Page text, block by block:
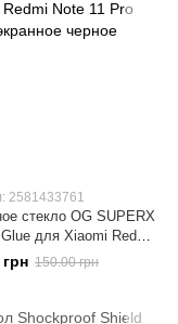
2581433761
стекло OG SUPERX
для Xiaomi Redmi
полноэкранное
грн 150.00 грн